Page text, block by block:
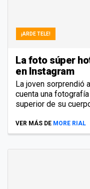
¡ARDE TELE!
La foto súper
en Instagram
La joven sorprendió
cuenta una
superior de su
VER MÁS DE MORE RIAL